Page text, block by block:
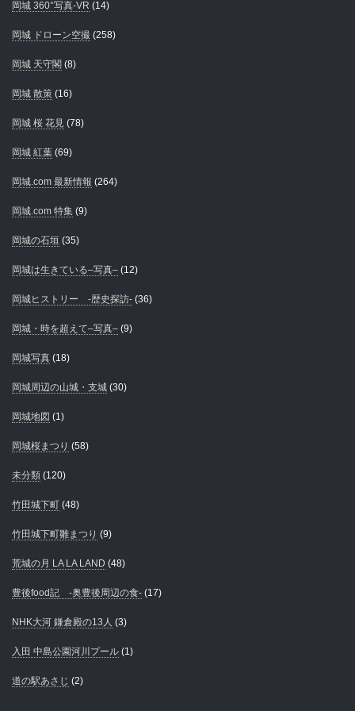
岡城 360°写真-VR (14)
岡城 ドローン空撮 (258)
岡城 天守閣 (8)
岡城 散策 (16)
岡城 桜 花見 (78)
岡城 紅葉 (69)
岡城.com 最新情報 (264)
岡城.com 特集 (9)
岡城の石垣 (35)
岡城は生きている–写真– (12)
岡城ヒストリー -歴史探訪- (36)
岡城・時を超えて–写真– (9)
岡城写真 (18)
岡城周辺の山城・支城 (30)
岡城地図 (1)
岡城桜まつり (58)
未分類 (120)
竹田城下町 (48)
竹田城下町雛まつり (9)
荒城の月 LA LA LAND (48)
豊後food記 -奥豊後周辺の食- (17)
NHK大河 鎌倉殿の13人 (3)
入田 中島公園河川プール (1)
道の駅あさじ (2)